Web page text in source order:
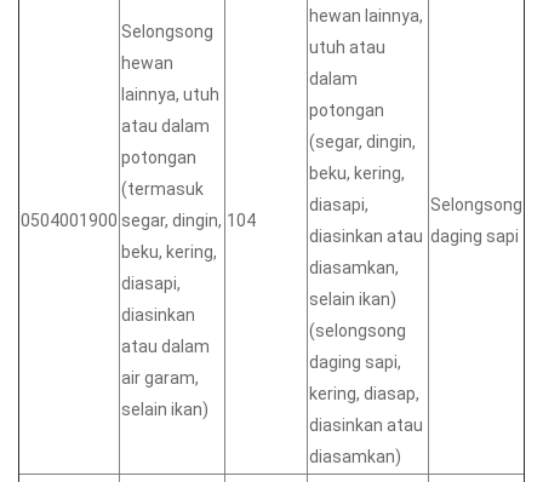
0504001900
Selongsong
hewan
lainnya, utuh
atau dalam
potongan
(termasuk
segar, dingin,
beku, kering,
diasapi,
diasinkan
atau dalam
air garam,
selain ikan)
104
hewan lainnya,
utuh atau
dalam
potongan
(segar, dingin,
beku, kering,
diasapi,
diasinkan atau
diasamkan,
selain ikan)
(selongsong
daging sapi,
kering, diasap,
diasinkan atau
diasamkan)
Selongsong
daging sapi